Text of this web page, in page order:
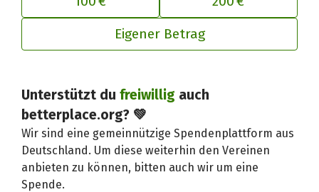
Eigener Betrag
Unterstützt dufreiwillig auch
betterplace.org? 💚
Wir sind eine gemeinnützige Spendenplattform aus
Deutschland. Um diese weiterhin den Vereinen
anbieten zu können, bitten auch wir um eine
Spende.
Deinen Beitrag an betterplace